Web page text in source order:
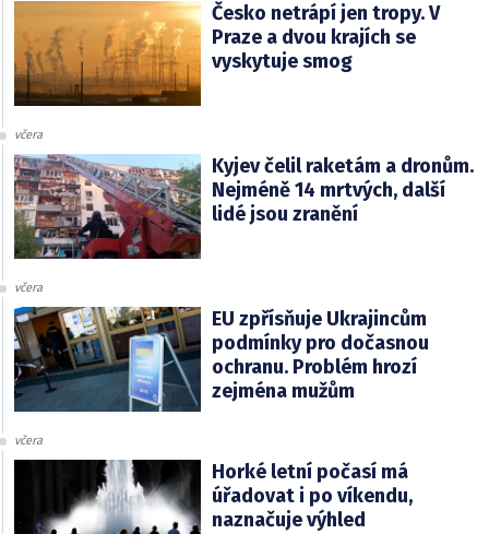
Česko netrápí jen tropy. V
Praze a dvou krajích se
vyskytuje smog
včera
Kyjev čelil raketám a dronům.
Nejméně 14 mrtvých, další
lidé jsou zranění
včera
EU zpřísňuje Ukrajincům
podmínky pro dočasnou
ochranu. Problém hrozí
zejména mužům
včera
Horké letní počasí má
úřadovat i po víkendu,
naznačuje výhled